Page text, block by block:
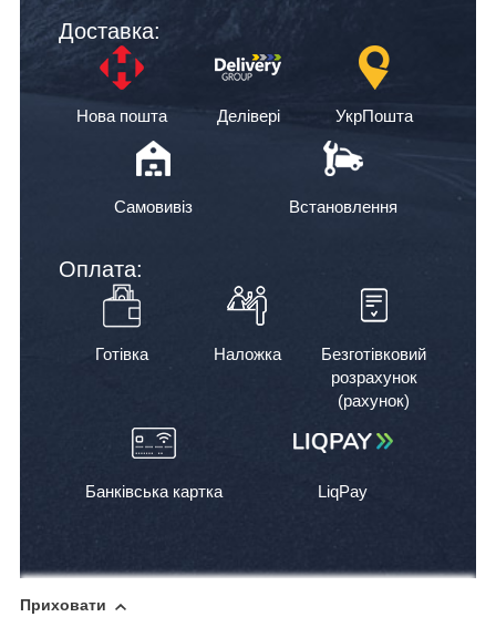
Доставка:
Нова пошта Делівері УкрПошта
Самовивіз Встановлення
Оплата:
Готівка Наложка
Безготівковий
розрахунок
(рахунок)
Банківська картка LiqPay
Приховати